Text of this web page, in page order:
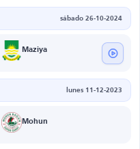
sábado 26-10-2024
Maziya
lunes 11-12-2023
Mohun